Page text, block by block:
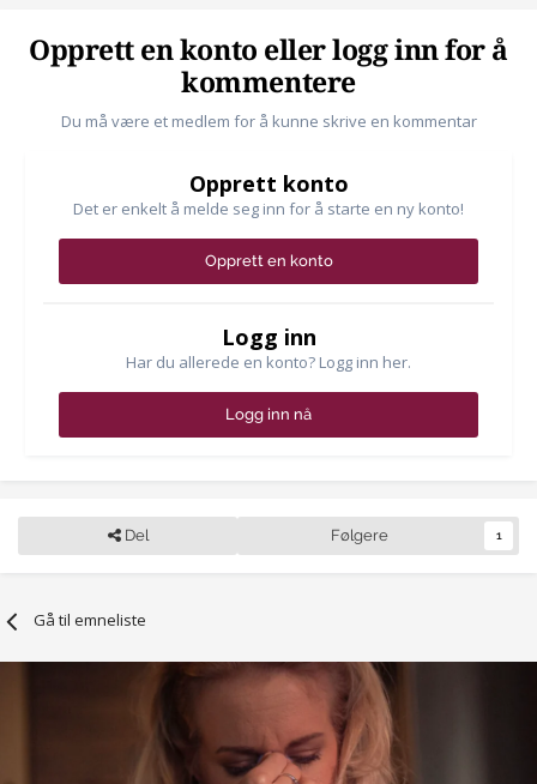
Opprett en konto eller logg inn for å
kommentere
Du må være et medlem for å kunne skrive en kommentar
Opprett konto
Det er enkelt å melde seg inn for å starte en ny konto!
Opprett en konto
Logg inn
Har du allerede en konto? Logg inn her.
Logg inn nå
Del Følgere 1
Gå til emneliste